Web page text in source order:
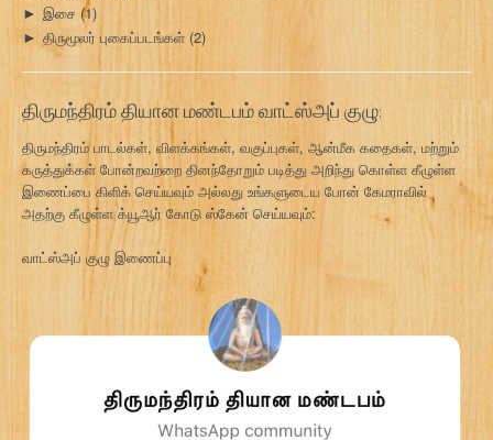
► இசை (1)
► திருமூலர் புகைப்படங்கள் (2)
திருமந்திரம் தியான மண்டபம் வாட்ஸ்அப் குழு:
திருமந்திரம் பாடல்கள், விளக்கங்கள், வகுப்புகள், ஆன்மீக கதைகள், மற்றும்
கருத்துக்கள் போன்றவற்றை தினந்தோறும் படித்து அறிந்து கொள்ள கீழுள்ள
இணைப்பை கிளிக் செய்யவும் அல்லது உங்களுடைய போன் கேமராவில்
அதற்கு கீழுள்ள க்யூஆர் கோடு ஸ்கேன் செய்யவும்:
வாட்ஸ்அப் குழு இணைப்பு